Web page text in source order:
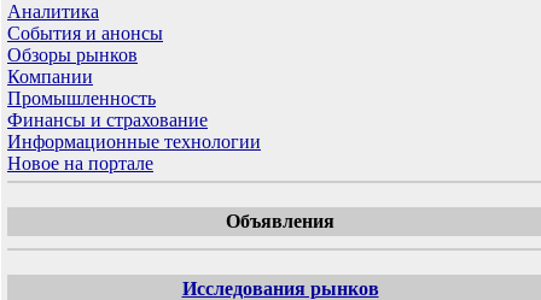
Аналитика
События и анонсы
Обзоры рынков
Компании
Промышленность
Финансы и страхование
Информационные технологии
Новое на портале
Объявления
Исследования рынков